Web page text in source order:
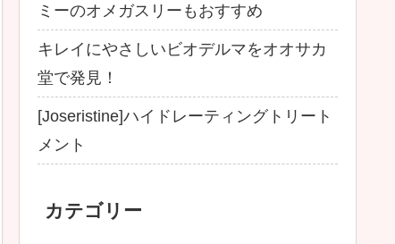
ミーのオメガスリーもおすすめ
キレイにやさしいビオデルマをオオサカ
堂で発見！
[Joseristine]ハイドレーティングトリート
メント
カテゴリー